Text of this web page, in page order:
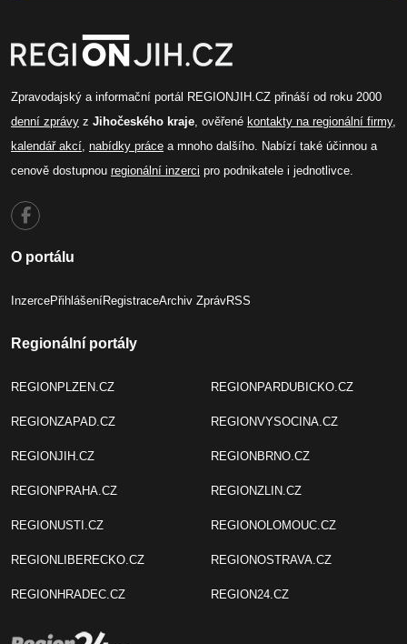
Zpravodajský a informační portál REGIONJIH.CZ přináší od roku 2000
denní zprávy z Jihočeského kraje, ověřené kontakty na regionální firmy,
kalendář akcí, nabídky práce a mnoho dalšího. Nabízí také účinnou a
cenově dostupnou regionální inzerci pro podnikatele i jednotlivce.
O portálu
InzercePřihlášeníRegistraceArchiv ZprávRSS
Regionální portály
REGIONPLZEN.CZ
REGIONZAPAD.CZ
REGIONJIH.CZ
REGIONPRAHA.CZ
REGIONUSTI.CZ
REGIONLIBERECKO.CZ
REGIONHRADEC.CZ
REGIONPARDUBICKO.CZ
REGIONVYSOCINA.CZ
REGIONBRNO.CZ
REGIONZLIN.CZ
REGIONOLOMOUC.CZ
REGIONOSTRAVA.CZ
REGION24.CZ